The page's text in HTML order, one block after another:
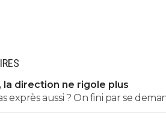
la direction ne rigole plus
exprès aussi ? On fini par se
douter que le mercato n'est pas